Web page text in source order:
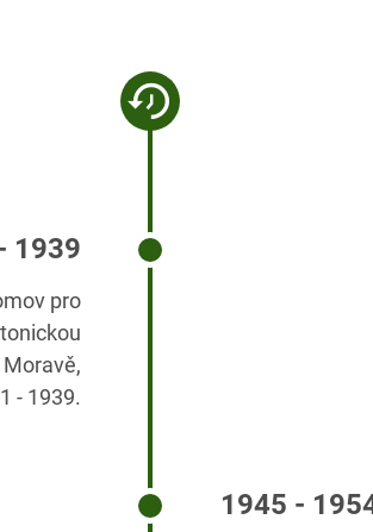
1939
pro
- 1939.
1945 -